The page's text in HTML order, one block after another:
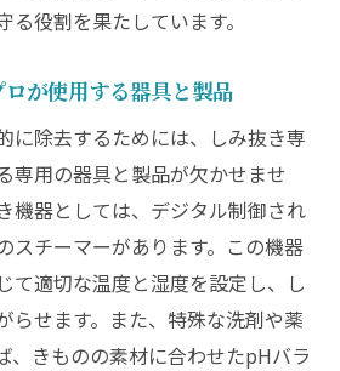
役割を果たしています。
が使用する器具と製品
に除去するためには、しみ抜き専
専用の器具と製品が欠かせませ
機器としては、デジタル制御され
スチーマーがあります。この機器
て適切な温度と湿度を設定し、し
らせます。また、特殊な洗剤や薬
、きものの素材に合わせたpHバラ